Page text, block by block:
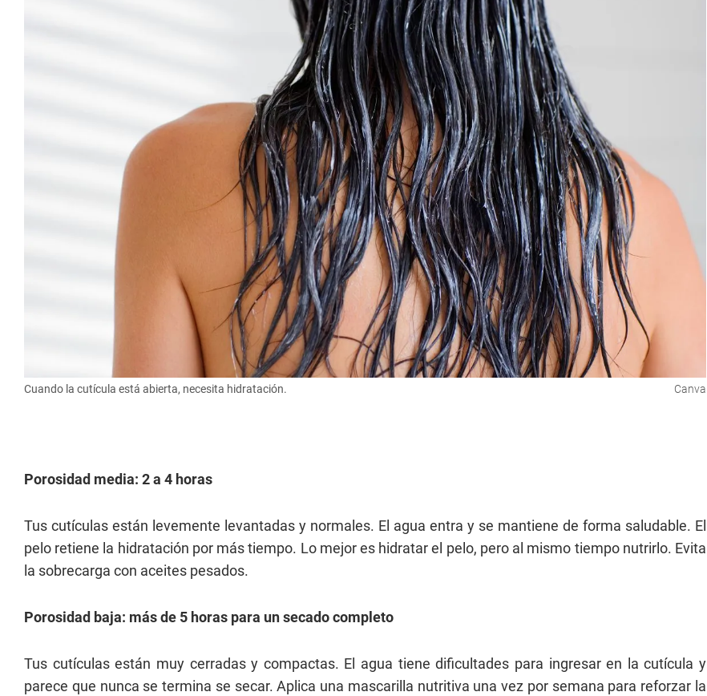
Cuando la cutícula está abierta, necesita hidratación. Canva
Porosidad media: 2 a 4 horas
Tus cutículas están levemente levantadas y normales. El agua entra y se mantiene de forma saludable. El
pelo retiene la hidratación por más tiempo. Lo mejor es hidratar el pelo, pero al mismo tiempo nutrirlo. Evita
la sobrecarga con aceites pesados.
Porosidad baja: más de 5 horas para un secado completo
Tus cutículas están muy cerradas y compactas. El agua tiene dificultades para ingresar en la cutícula y
parece que nunca se termina se secar. Aplica una mascarilla nutritiva una vez por semana para reforzar la